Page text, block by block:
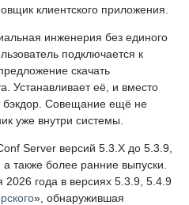
клиентского приложения.
инженерия без единого
подключается к
скачать
Устанавливает её, и вместо
бэкдор. Совещание ещё не
уже внутри системы.
Server версий 5.3.X до 5.3.9,
также более ранние выпуски.
года в версиях 5.3.9, 5.4.9
», обнаружившая